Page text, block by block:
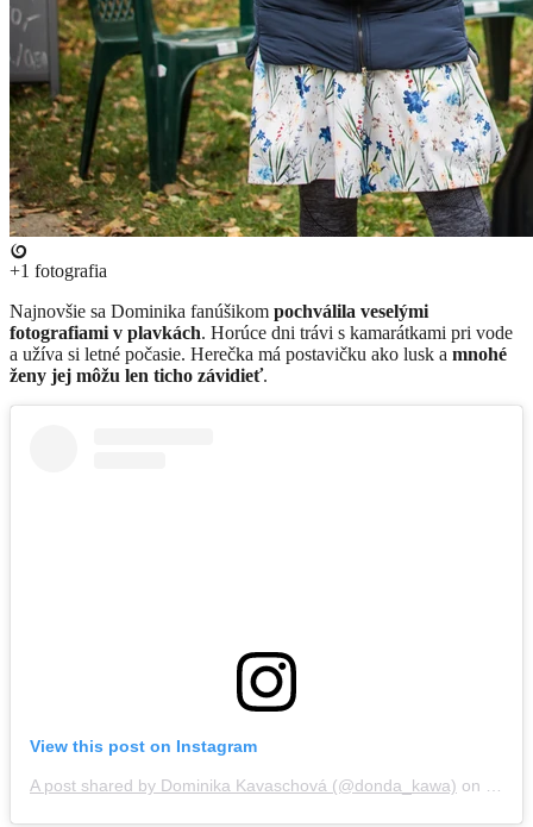
+1 fotografia
​Najnovšie sa Dominika fanúšikom pochválila veselými
fotografiami v plavkách. Horúce dni trávi s kamarátkami pri vode
a užíva si letné počasie. Herečka má postavičku ako lusk a mnohé
ženy jej môžu len ticho závidieť.
View this post on Instagram
A post shared by Dominika Kavaschová (@donda_kawa) on Jul 7,